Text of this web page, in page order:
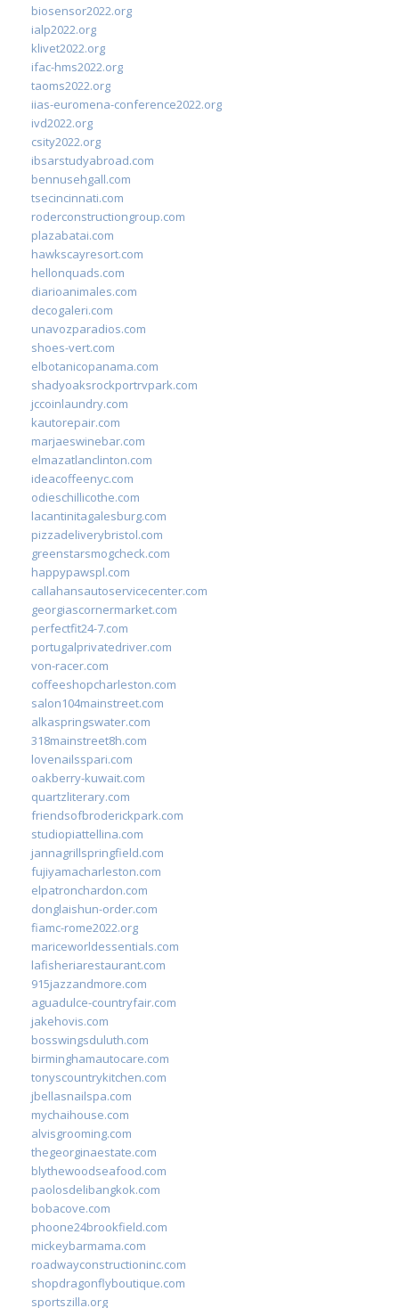
biosensor2022.org
ialp2022.org
klivet2022.org
ifac-hms2022.org
taoms2022.org
iias-euromena-conference2022.org
ivd2022.org
csity2022.org
ibsarstudyabroad.com
bennusehgall.com
tsecincinnati.com
roderconstructiongroup.com
plazabatai.com
hawkscayresort.com
hellonquads.com
diarioanimales.com
decogaleri.com
unavozparadios.com
shoes-vert.com
elbotanicopanama.com
shadyoaksrockportrvpark.com
jccoinlaundry.com
kautorepair.com
marjaeswinebar.com
elmazatlanclinton.com
ideacoffeenyc.com
odieschillicothe.com
lacantinitagalesburg.com
pizzadeliverybristol.com
greenstarsmogcheck.com
happypawspl.com
callahansautoservicecenter.com
georgiascornermarket.com
perfectfit24-7.com
portugalprivatedriver.com
von-racer.com
coffeeshopcharleston.com
salon104mainstreet.com
alkaspringswater.com
318mainstreet8h.com
lovenailsspari.com
oakberry-kuwait.com
quartzliterary.com
friendsofbroderickpark.com
studiopiattellina.com
jannagrillspringfield.com
fujiyamacharleston.com
elpatronchardon.com
donglaishun-order.com
fiamc-rome2022.org
mariceworldessentials.com
lafisheriarestaurant.com
915jazzandmore.com
aguadulce-countryfair.com
jakehovis.com
bosswingsduluth.com
birminghamautocare.com
tonyscountrykitchen.com
jbellasnailspa.com
mychaihouse.com
alvisgrooming.com
thegeorginaestate.com
blythewoodseafood.com
paolosdelibangkok.com
bobacove.com
phoone24brookfield.com
mickeybarmama.com
roadwayconstructioninc.com
shopdragonflyboutique.com
sportszilla.org